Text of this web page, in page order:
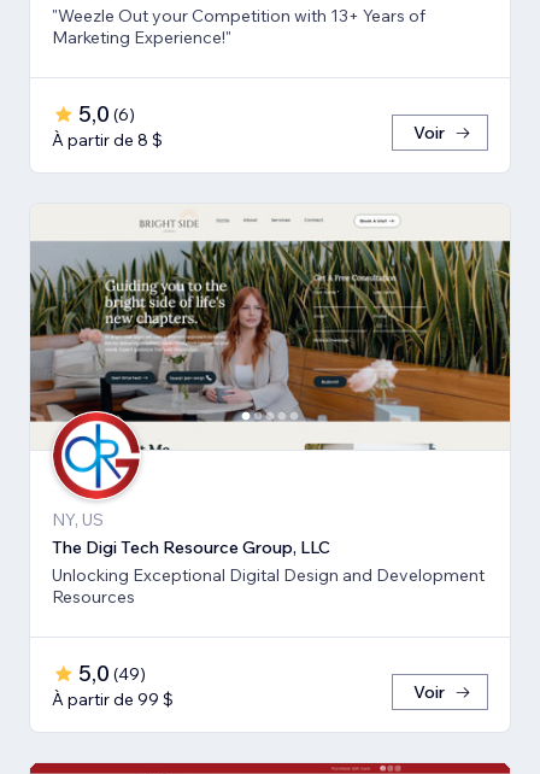
"Weezle Out your Competition with 13+ Years of
Marketing Experience!"
5,0 (6)
À partir de 8 $
Voir
NY, US
The Digi Tech Resource Group, LLC
Unlocking Exceptional Digital Design and Development
Resources
5,0 (49)
À partir de 99 $
Voir